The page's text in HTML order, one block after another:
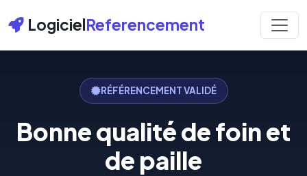
LogicielReferencement
RÉFÉRENCEMENT VALIDÉ
Bonne qualité de foin et
de paille